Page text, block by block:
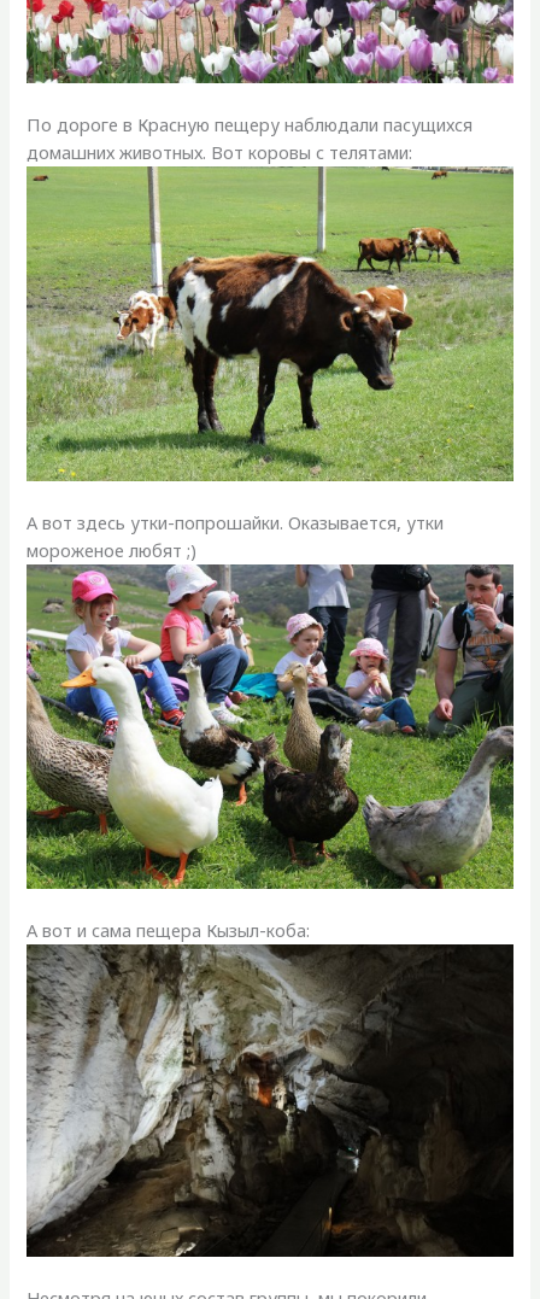
По дороге в Красную пещеру наблюдали пасущихся
домашних животных. Вот коровы с телятами:
А вот здесь утки-попрошайки. Оказывается, утки
мороженое любят ;)
А вот и сама пещера Кызыл-коба: